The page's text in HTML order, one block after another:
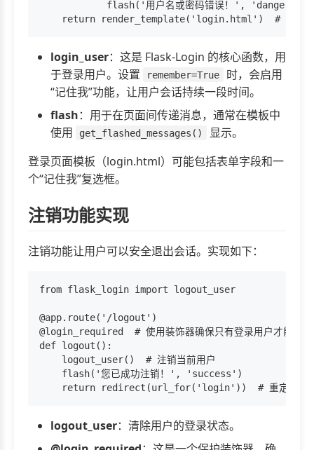
flash('用户名或密码错误！', 'danger')
login_user：这是 Flask-Login 的核心函数，用
于登录用户。设置
remember=True
时，会启用
“记住我”功能，让用户会话持续一段时间。
flash：用于在页面间传递消息，通常在模板中
使用
get_flashed_messages()
显示。
登录页面模板（login.html）可能包括表单字段和一
个“记住我”复选框。
注销功能实现
注销功能让用户可以安全退出会话。实现如下：
from flask_login import logout_user
@app.route('/logout')
@login_required  # 使用装饰器确保只有登录用户才能访问
def logout():
    logout_user()  # 注销当前用户
    flash('您已成功注销！', 'success')
logout_user：清除用户的登录状态。